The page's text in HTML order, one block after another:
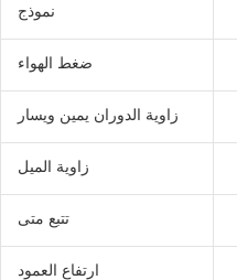
نموذج
ضغط الهواء
زاوية الدوران يمين ويسار
زاوية الميل
تتبع متى
ارتفاع العمود